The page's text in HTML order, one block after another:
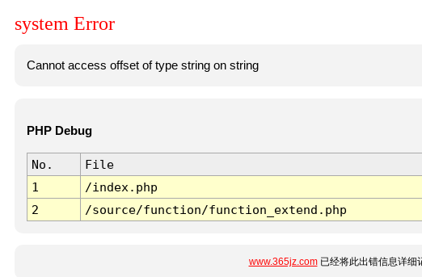
system Error
Cannot access offset of type string on string
PHP Debug
No. File
1
/index.php
2
/source/function/function_extend.php
www.365jz.com已经将此出错信息详细